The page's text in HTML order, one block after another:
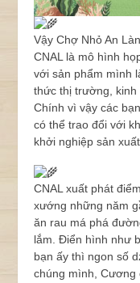
Vậy Chợ Nhỏ An
CNAL là mô hình
với sản phẩm mình
thức thị trường, kinh
Chính vì vậy các
có thể trao đổi với
khởi nghiệp sản
CNAL xuất phát
xướng những năm
ăn rau má phá
lắm. Điển hình như
bạn ấy thì ngon số
chúng mình, Cương